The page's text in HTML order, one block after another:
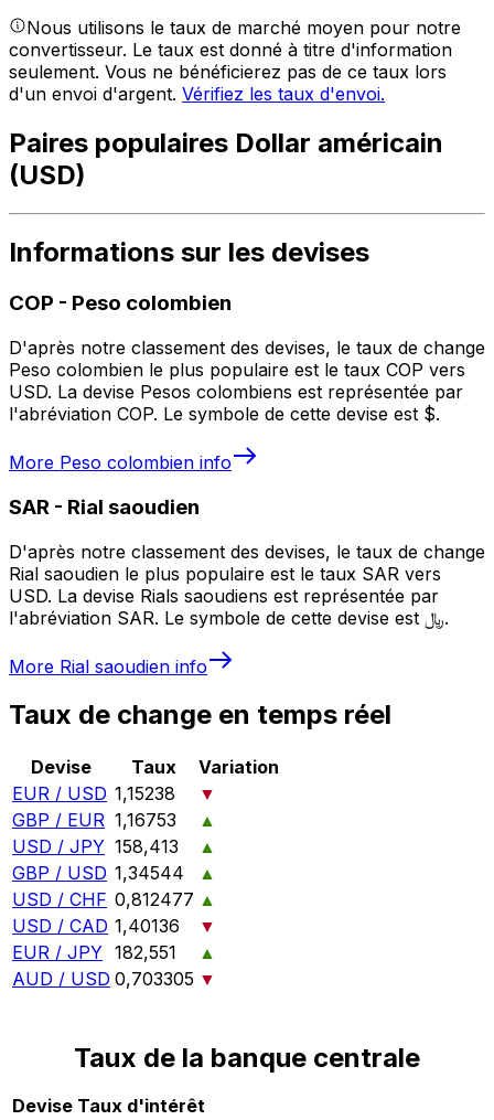
Nous utilisons le taux de marché moyen pour notre
convertisseur. Le taux est donné à titre d'information
seulement. Vous ne bénéficierez pas de ce taux lors
d'un envoi d'argent. Vérifiez les taux d'envoi.
Paires populaires Dollar américain
(USD)
Informations sur les devises
COP - Peso colombien
D'après notre classement des devises, le taux de change
Peso colombien le plus populaire est le taux COP vers
USD. La devise Pesos colombiens est représentée par
l'abréviation COP. Le symbole de cette devise est $.
More Peso colombien info
SAR - Rial saoudien
D'après notre classement des devises, le taux de change
Rial saoudien le plus populaire est le taux SAR vers
USD. La devise Rials saoudiens est représentée par
l'abréviation SAR. Le symbole de cette devise est ﷼.
More Rial saoudien info
Taux de change en temps réel
Devise Taux
Variation
EUR / USD 1,15238
▼
GBP / EUR 1,16753
▲
USD / JPY 158,413
▲
GBP / USD 1,34544
▲
USD / CHF 0,812477 ▲
USD / CAD 1,40136
▼
EUR / JPY 182,551
▲
AUD / USD 0,703305 ▼
Taux de la banque centrale
Devise Taux d'intérêt